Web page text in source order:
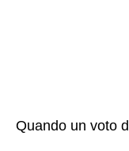
Quando un voto